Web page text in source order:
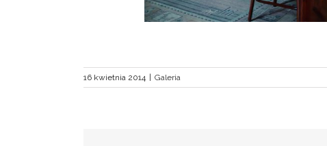
16 kwietnia 2014 | Galeria